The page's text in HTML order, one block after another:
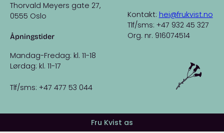
Thorvald Meyers gate 27,
0555 Oslo
Åpningstider
Mandag-Fredag: kl. 11-18
Lørdag: kl. 11-17
Tlf/sms: +47 477 53 044
Kontakt: hei@frukvist.no
Tlf/sms: +47 932 45 327
Org. nr. 916074514
Fru Kvist as